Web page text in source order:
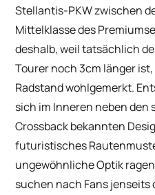
Stellantis-PKW zwischen
Mittelklasse des
deshalb, weil tatsächlich
Tourer noch 3cm länger
Radstand wohlgemerkt.
sich im Inneren neben den
Crossback bekannten
futuristisches
ungewöhnliche Optik
suchen nach Fans jenseits